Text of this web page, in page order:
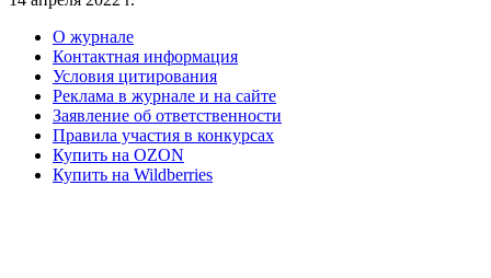
О журнале
Контактная информация
Условия цитирования
Реклама в журнале и на сайте
Заявление об ответственности
Правила участия в конкурсах
Купить на OZON
Купить на Wildberries